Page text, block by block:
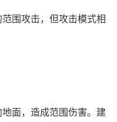
围攻击，但攻击模式相
面，造成范围伤害。建